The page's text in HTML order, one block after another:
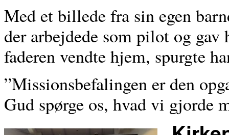
Med et billede fra sin egen
der arbejdede som pilot og gav
faderen vendte hjem, spurgte
”Missionsbefalingen er den
Gud spørge os, hvad vi gjorde